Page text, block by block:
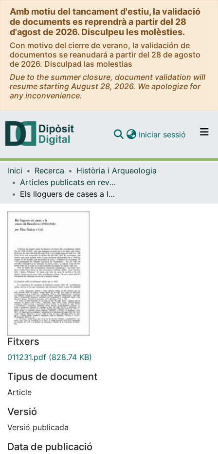
Amb motiu del tancament d'estiu, la validació
de documents es reprendrà a partir del 28
d'agost de 2026. Disculpeu les molèsties.
Con motivo del cierre de verano, la validación de
documentos se reanudará a partir del 28 de agosto
de 2026. Disculpad las molestias
Due to the summer closure, document validation will
resume starting August 28, 2026. We apologize for
any inconvenience.
Navega per tot el DD
Com publicar
Iniciar sessió (current)
Inici Recerca
Història i Arqueologia
Articles publicats en revistes (Història i Arqueologia)
Els lloguers de cases a la ciutat de Barcelona
Fitxers
011231.pdf (828.74 KB)
Tipus de document
Article
Versió
Versió publicada
Data de publicació